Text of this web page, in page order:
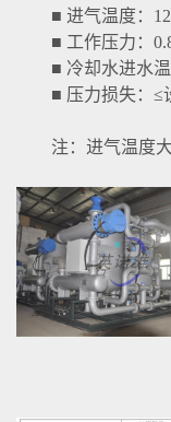
■ 进气温度：
■ 工作压力：
■ 冷却水进水
■ 压力损失：≤
注：进气温度